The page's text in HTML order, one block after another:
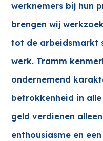
werknemers bij hun
brengen wij
tot de arbeidsmarkt
werk. Tramm
ondernemend
betrokkenheid in
geld verdienen
enthousiasme en